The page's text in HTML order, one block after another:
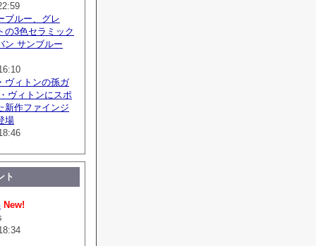
ブルー、グレ
の3色セラミック
ン サンブルー
ヴィトンの孫ガ
ヴィトンにスポ
新作ファインジ
場
ト
New!